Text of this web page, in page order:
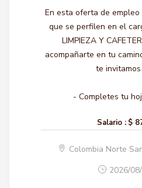
En esta oferta de
que se perfilen en el
LIMPIEZA Y
acompañarte en tu
te
- Completes tu
Salario : $
Colombia Norte
2026/